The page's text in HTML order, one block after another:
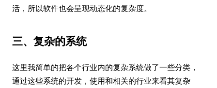
活，所以软件也会呈现动态化的复杂度。
三、复杂的系统
这里我简单的把各个行业内的复杂系统做了一些分类，
通过这些系统的开发，使用和相关的行业来看其复杂